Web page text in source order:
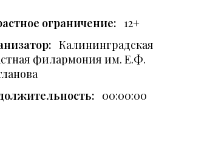
ограничение: 12+
Калининградская
филармония им. Е.Ф.
00:00:00